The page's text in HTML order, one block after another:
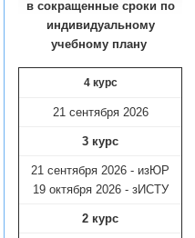
в сокращенные сроки по
индивидуальному
учебному плану​
4 курс
21 сентября 2026
3 курс
21 сентября 2026 - изЮР
19 октября 2026 - зИСТУ
2 курс